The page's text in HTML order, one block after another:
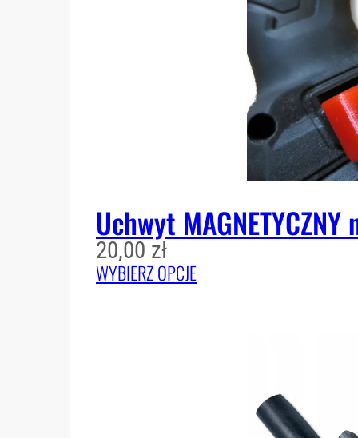
Uchwyt
20,00 zł
WYBIERZ OPCJE